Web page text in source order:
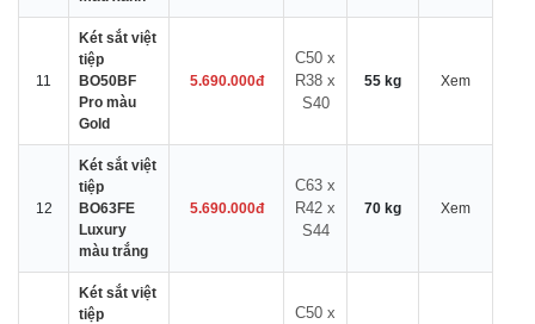
11
Két sắt việt
tiệp
BO50BF
Pro màu
Gold
5.690.000đ
C50 x
R38 x
S40
55 kg Xem
12
Két sắt việt
tiệp
BO63FE
Luxury
màu trắng
5.690.000đ
C63 x
R42 x
S44
70 kg Xem
Két sắt việt
tiệp
C50 x